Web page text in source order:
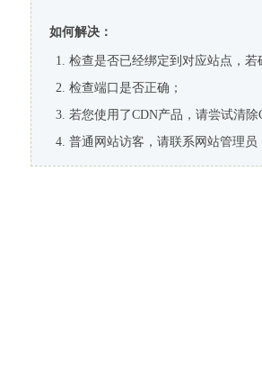
如何解决：
检查是否已经绑定到对应站点，
检查端口是否正确；
若您使用了CDN产品，请尝试清除
普通网站访客，请联系网站管理员